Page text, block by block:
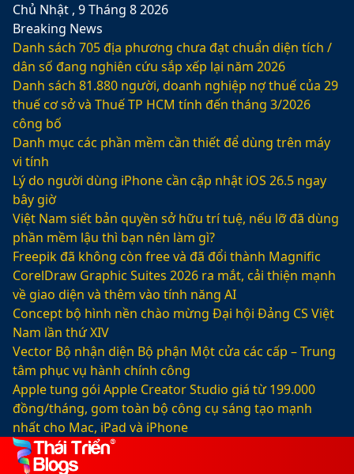
Chủ Nhật , 9 Tháng 8 2026
Breaking News
Danh sách 705 địa phương chưa đạt chuẩn diện tích /
dân số đang nghiên cứu sắp xếp lại năm 2026
Danh sách 81.880‬ người, doanh nghiệp nợ thuế của 29
thuế cơ sở và Thuế TP HCM tính đến tháng 3/2026
công bố
Danh mục các phần mềm cần thiết để dùng trên máy
vi tính
Lý do người dùng iPhone cần cập nhật iOS 26.5 ngay
bây giờ
Việt Nam siết bản quyền sở hữu trí tuệ, nếu lỡ đã dùng
phần mềm lậu thì bạn nên làm gì?
Freepik đã không còn free và đã đổi thành Magnific
CorelDraw Graphic Suites 2026 ra mắt, cải thiện mạnh
về giao diện và thêm vào tính năng AI
Concept bộ hình nền chào mừng Đại hội Đảng CS Việt
Nam lần thứ XIV
Vector Bộ nhận diện Bộ phận Một cửa các cấp – Trung
tâm phục vụ hành chính công
Apple tung gói Apple Creator Studio giá từ 199.000
đồng/tháng, gom toàn bộ công cụ sáng tạo mạnh
nhất cho Mac, iPad và iPhone
Facebook
X
LinkedIn
YouTube
Google
Play
Sidebar
Switch
skin